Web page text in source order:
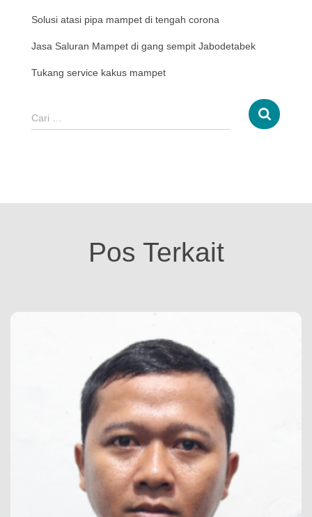
Solusi atasi pipa mampet di tengah corona
Jasa Saluran Mampet di gang sempit Jabodetabek
Tukang service kakus mampet
Cari …
Pos Terkait